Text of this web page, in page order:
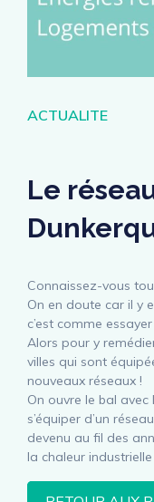
Catégories
ACTUALITE
Le
Connaissez-vous
On en doute car il y
c’est comme
Alors pour y
villes qui sont
nouveaux réseaux !
On ouvre le bal
s’équiper d’un
devenu au fil des
la chaleur